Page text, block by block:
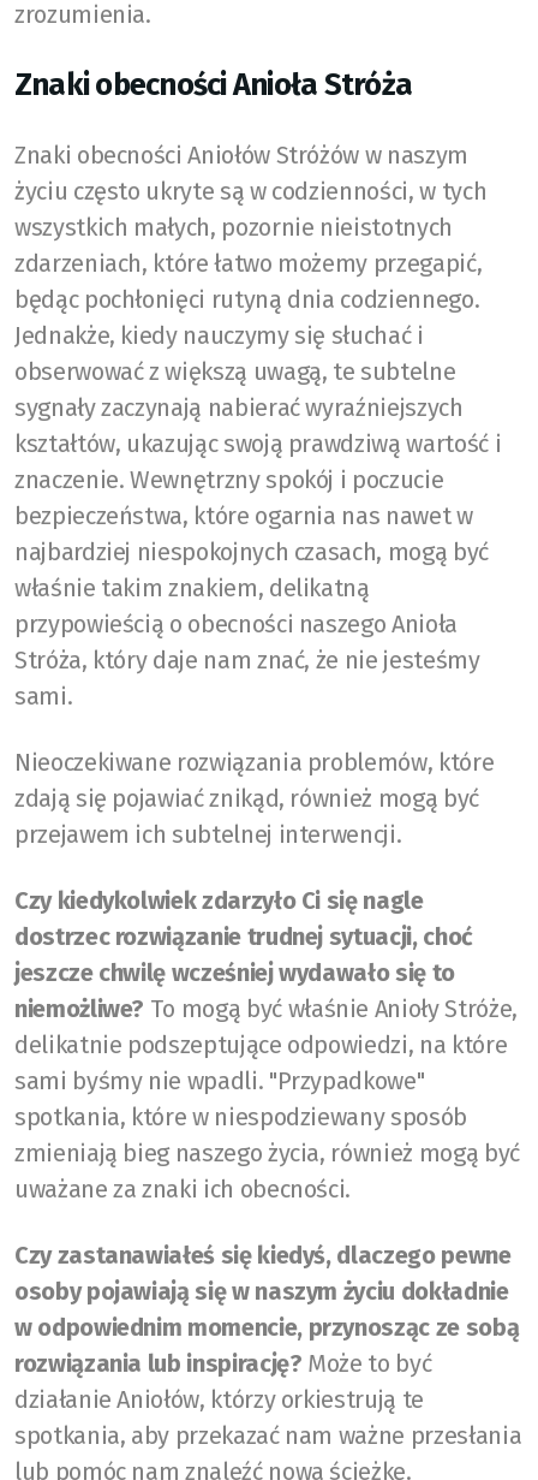
zrozumienia.
Znaki obecności Anioła Stróża
Znaki obecności Aniołów Stróżów w naszym
życiu często ukryte są w codzienności, w tych
wszystkich małych, pozornie nieistotnych
zdarzeniach, które łatwo możemy przegapić,
będąc pochłonięci rutyną dnia codziennego.
Jednakże, kiedy nauczymy się słuchać i
obserwować z większą uwagą, te subtelne
sygnały zaczynają nabierać wyraźniejszych
kształtów, ukazując swoją prawdziwą wartość i
znaczenie. Wewnętrzny spokój i poczucie
bezpieczeństwa, które ogarnia nas nawet w
najbardziej niespokojnych czasach, mogą być
właśnie takim znakiem, delikatną
przypowieścią o obecności naszego Anioła
Stróża, który daje nam znać, że nie jesteśmy
sami.
Nieoczekiwane rozwiązania problemów, które
zdają się pojawiać znikąd, również mogą być
przejawem ich subtelnej interwencji.
Czy kiedykolwiek zdarzyło Ci się nagle
dostrzec rozwiązanie trudnej sytuacji, choć
jeszcze chwilę wcześniej wydawało się to
niemożliwe? To mogą być właśnie Anioły Stróże,
delikatnie podszeptujące odpowiedzi, na które
sami byśmy nie wpadli. "Przypadkowe"
spotkania, które w niespodziewany sposób
zmieniają bieg naszego życia, również mogą być
uważane za znaki ich obecności.
Czy zastanawiałeś się kiedyś, dlaczego pewne
osoby pojawiają się w naszym życiu dokładnie
w odpowiednim momencie, przynosząc ze sobą
rozwiązania lub inspirację? Może to być
działanie Aniołów, którzy orkiestrują te
spotkania, aby przekazać nam ważne przesłania
lub pomóc nam znaleźć nową ścieżkę.